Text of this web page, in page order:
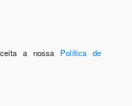
a nossa Política de